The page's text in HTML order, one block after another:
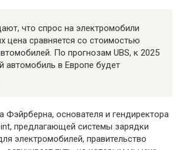
что спрос на электромобили
цена сравняется со стоимостью
По прогнозам UBS, к 2025
автомобиль в Европе будет
Фэйрберна, основателя и гендиректора
предлагающей системы зарядки
электромобилей, правительство